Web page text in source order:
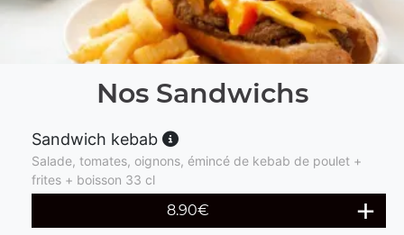
Nos Sandwichs
Sandwich kebab
Salade, tomates, oignons, émincé de kebab de poulet +
frites + boisson 33 cl
8.90€